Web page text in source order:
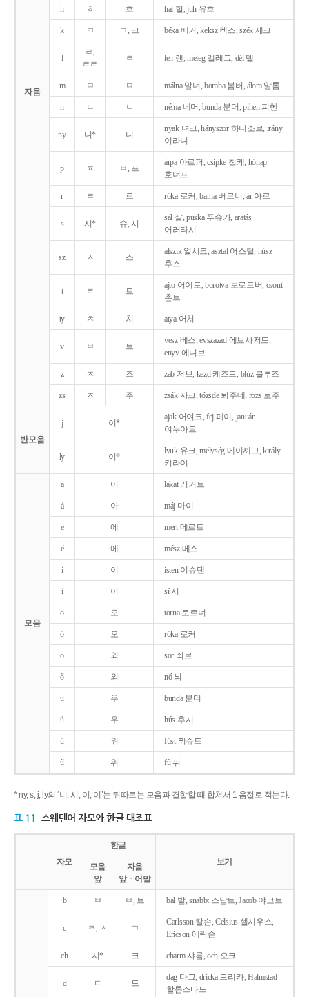
자음
h ㅎ 흐 hal 헐, juh 유흐
k ㅋ ㄱ, 크 béka 베커, keksz 켁스, szék 세크
l
ㄹ,
ㄹㄹ
ㄹ len 렌, meleg 멜레그, dél 델
m ㅁ ㅁ málna 말너, bomba 봄버, álom 알롬
n ㄴ ㄴ néma 네머, bunda 분더, pihen 피헨
ny 니* 니
nyak 녀크, hányszor 하니소르, irány
이라니
p ㅍ ㅂ, 프
árpa 아르퍼, csipke 칩케, hónap
호너프
r ㄹ 르 róka 로커, barna 버르너, ár 아르
s 시* 슈, 시
sál 샬, puska 푸슈카, aratás
어러타시
sz ㅅ 스
alszik 얼시크, asztal 어스털, húsz
후스
t ㅌ 트
ajto 어이토, borotva 보로트버, csont
촌트
ty ㅊ 치 atya 어처
v ㅂ 브
vesz 베스, évszázad 에브사저드,
enyv 에니브
z ㅈ 즈 zab 저브, kezd 케즈드, blúz 블루즈
zs ㅈ 주 zsák 자크, tőzsde 퇴주데, rozs 로주
반모음
j 이*
ajak 어여크, fej 페이, január
여누아르
ly 이*
lyuk 유크, mélység 메이셰그, király
키라이
모음
a 어 lakat 러커트
á 아 máj 마이
e 에 mert 메르트
é 에 mész 메스
i 이 isten 이슈텐
í 이 sí 시
o 오 torna 토르너
ó 오 róka 로커
ö 외 sör 쇠르
ő 외 nő 뇌
u 우 bunda 분더
ú 우 hús 후시
ü 위 füst 퓌슈트
ű 위 fű 퓌
* ny, s, j, ly의 ‘니, 시, 이, 이’는 뒤따르는 모음과 결합할 때 합쳐서 1 음절로 적는다.
표 11 스웨덴어 자모와 한글 대조표
자모
한글
보기
모음
앞
자음
앞ㆍ어말
b ㅂ ㅂ, 브 bal 발, snabbt 스납트, Jacob 야코브
c ㅋ, ㅅ ㄱ
Carlsson 칼손, Celsius 셀시우스,
Ericson 에릭손
ch 시* 크 charm 샤름, och 오크
d ㄷ 드
dag 다그, dricka 드리카, Halmstad
할름스타드